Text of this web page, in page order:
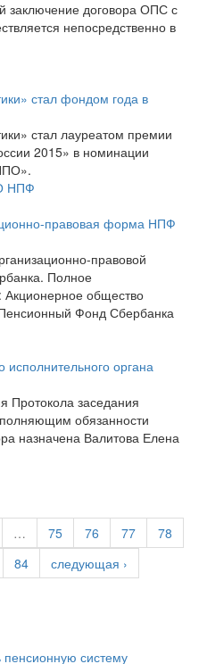
заключение договора ОПС с
непосредственно в
стал фондом года в
стал лауреатом премии
2015» в номинации
НПФ
правовая форма НПФ
правовой
Полное
общество
Фонд Сбербанка
органа
Протокола заседания
обязанности
назначена Валитова Елена
… 75 76 77
78
84
следующая ›
пенсионную систему